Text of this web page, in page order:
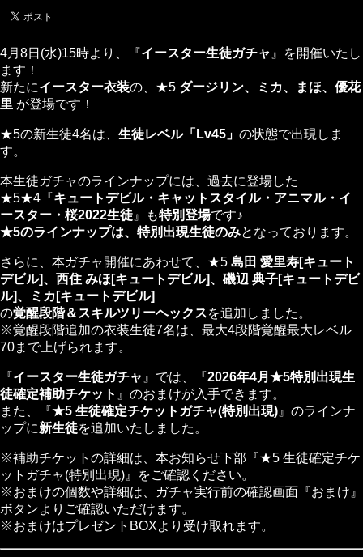
4月8日(水)15時より、『イースター生徒ガチャ 』を開催いたし
ます！
新たにイースター衣装の、★5 ダージリン、ミカ、まほ、優花
里 が登場です！
★5の新生徒4名は、 生徒レベル「Lv45」 の状態で出現しま
す。
本生徒ガチャのラインナップには、過去に登場した
★5★4『キュートデビル・キャットスタイル・アニマル・イ
ースター・桜2022生徒 』も特別登場です♪
★5のラインナップは、特別出現生徒のみとなっております。
さらに、本ガチャ開催にあわせて、★5 島田 愛里寿[キュート
デビル]、西住 みほ[キュートデビル]、磯辺 典子[キュートデビ
ル]、ミカ[キュートデビル]
の覚醒段階＆スキルツリーヘックスを追加しました。
※覚醒段階追加の衣装生徒7名は、最大4段階覚醒最大レベル
70まで上げられます。
『イースター生徒ガチャ 』では、『2026年4月★5特別出現生
徒確定補助チケット 』のおまけが入手できます。
また、『★5 生徒確定チケットガチャ(特別出現) 』のラインナ
ップに新生徒を追加いたしました。
※補助チケットの詳細は、本お知らせ下部『★5 生徒確定チケ
ットガチャ(特別出現)』をご確認ください。
※おまけの個数や詳細は、ガチャ実行前の確認画面『おまけ』
ボタンよりご確認いただけます。
※おまけはプレゼントBOXより受け取れます。